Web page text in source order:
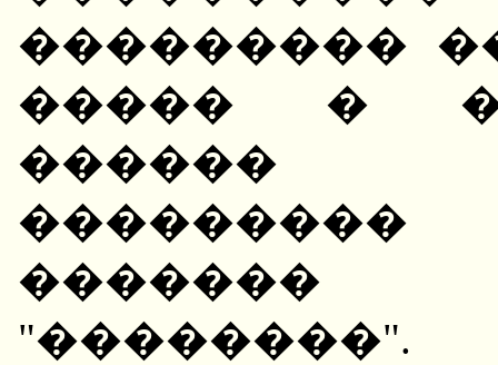
���������
����� �
������
�������